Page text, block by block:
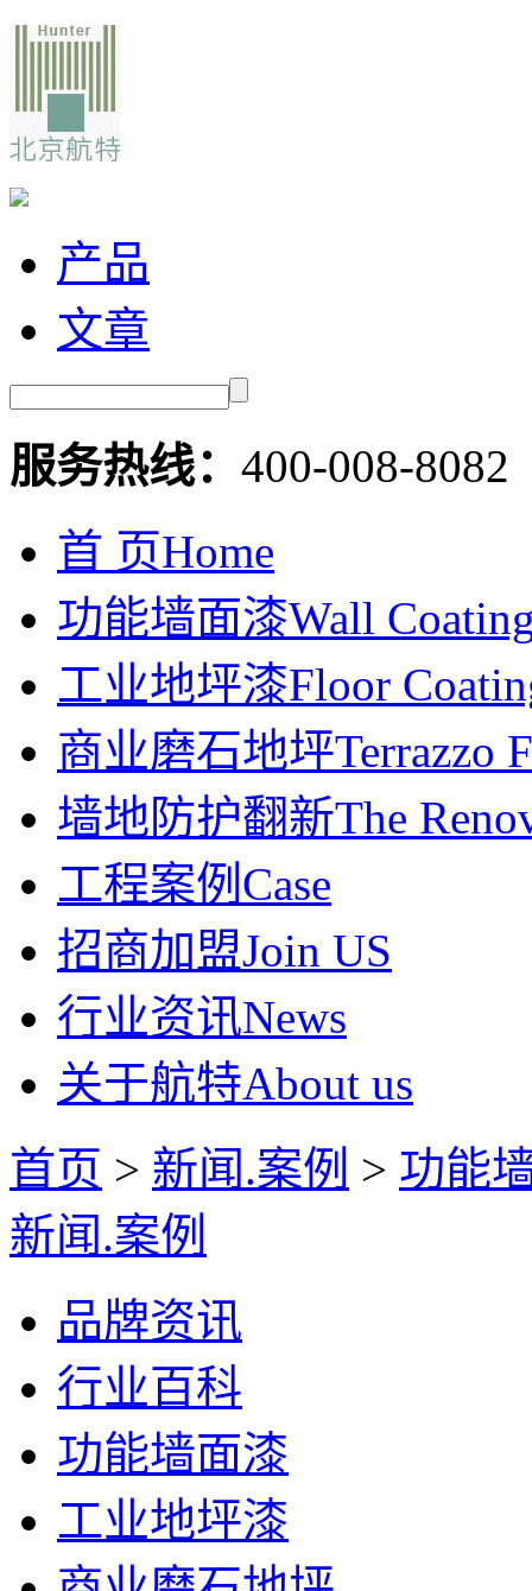
产品
文章
服务热线： 400-008-8082
首 页Home
功能墙面漆Wall
工业地坪漆Floor
商业磨石地坪Terrazzo
墙地防护翻新The
工程案例 Case
招商加盟Join US
行业资讯News
关于航特About us
首页 > 新闻.案例 > 功能
新闻.案例
品牌资讯
行业百科
功能墙面漆
工业地坪漆